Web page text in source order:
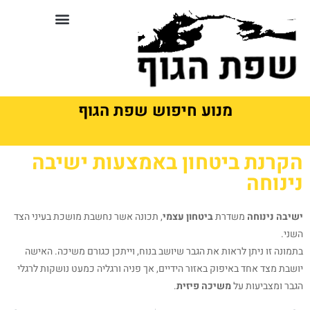
מנוע חיפוש שפת הגוף
הקרנת ביטחון באמצעות ישיבה
נינוחה
ישיבה נינוחה משדרתביטחון עצמי, תכונה אשר נחשבת מושכת בעיני הצד
השני.
בתמונה זו ניתן לראות את הגבר שיושב בנוח, וייתכן כגורם משיכה. האישה
יושבת מצד אחד באיפוק באזור הידיים, אך פניה ורגליה כמעט נושקות לרגלי
הגבר ומצביעות עלמשיכה פיזית.